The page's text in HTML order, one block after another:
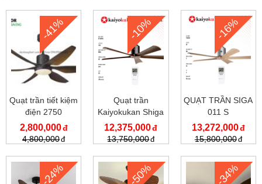
-41%
Quạt trần tiết kiệm
điện 2750
2,800,000
4,800,000
-10%
Quạt trần
Kaiyokukan Shiga
011 BK
12,375,000
13,750,000
-16%
QUẠT TRẦN SIGA
011 S
13,272,000
15,800,000
-24% -50% -34%